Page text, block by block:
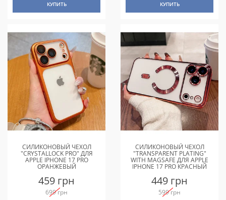
КУПИТЬ КУПИТЬ
СИЛИКОНОВЫЙ ЧЕХОЛ
"CRYSTALLOCK PRO" ДЛЯ
APPLE IPHONE 17 PRO
ОРАНЖЕВЫЙ
459 грн
699 грн
СИЛИКОНОВЫЙ ЧЕХОЛ
"TRANSPARENT PLATING"
WITH MAGSAFE ДЛЯ APPLE
IPHONE 17 PRO КРАСНЫЙ
449 грн
599 грн